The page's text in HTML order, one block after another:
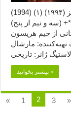
افسانه‌های پاییز (۱۹۹۴) (۱) (1994) Legends of the Fall امتیاز
(سه و نیم از پنج)
از جیم هریسون
مارشال
بیشتر بخوانید »
« 1 2 3 »